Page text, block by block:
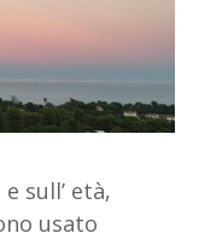
sull’ età,
usato